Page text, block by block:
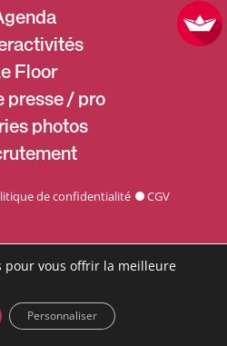
Floor
presse / pro
photos
de confidentialité CGV
pour vous offrir la meilleure
Personnaliser